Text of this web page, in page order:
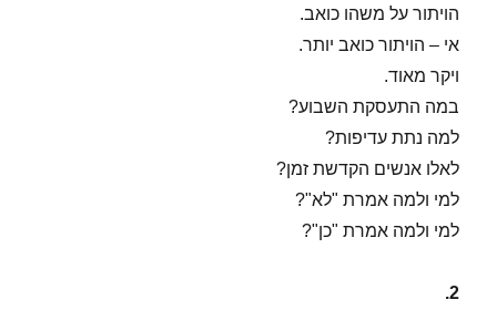
הויתור על משהו כואב.
אי – הויתור כואב יותר.
ויקר מאוד.
במה התעסקת השבוע?
למה נתת עדיפות?
לאלו אנשים הקדשת זמן?
למי ולמה אמרת "לא"?
למי ולמה אמרת "כן"?
2.